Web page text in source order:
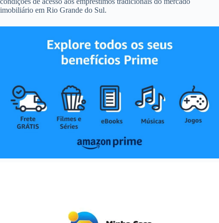
imobiliário em Rio Grande do Sul.